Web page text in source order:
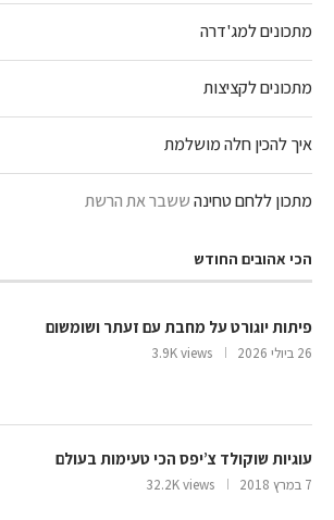
מתכונים למג'דרה
מתכונים לקציצות
איך להכין חלה מושלמת
מתכון ללחם טחינהששבר את הרשת
הכי אהובים החודש
פיתות יוגורט על מחבת עם זעתר ושומשום
26 ביולי 2026 3.9K views
עוגיות שוקולד צ’יפס הכי טעימות בעולם
7 במרץ 2018 32.2K views